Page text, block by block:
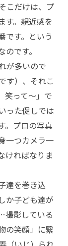
こだけは、プ
す。親近感を
です。という
です。
が多いので
す）、それこ
笑って〜」で
った促しでは
。プロの写真
一つカメラ一
ければなりま
達を巻き込
か子ども達が
撮影している
の笑顔」に繋